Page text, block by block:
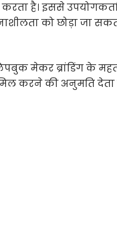
है। इससे
को छोड़ा जा
मेकर ब्रांडिंग के
करने की अनुमति